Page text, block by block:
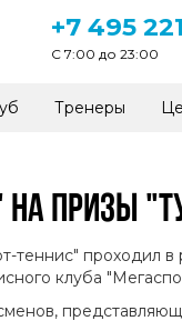
+7 495
C 7:00 до 23:00
Тренеры
НА ПРИЗЫ
проходил в
клуба